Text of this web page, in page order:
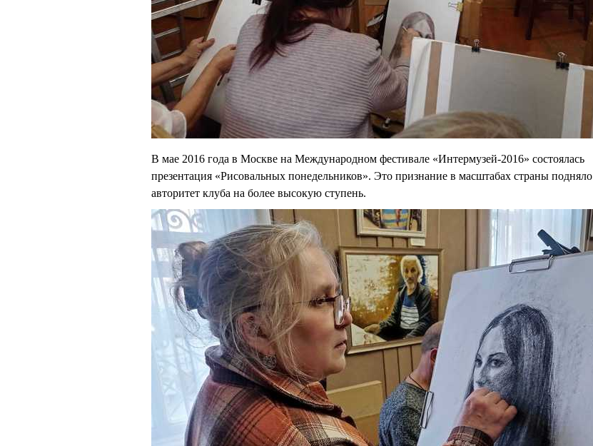
В мае 2016 года в Москве на Международном фестивале «Интермузей-2016» состоялась
презентация «Рисовальных понедельников». Это признание в масштабах страны подняло
авторитет клуба на более высокую ступень.